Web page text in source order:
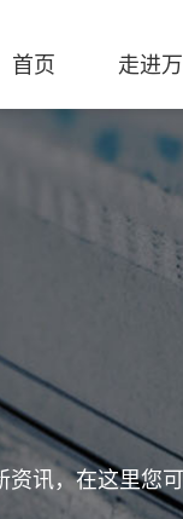
首页 走进
讯，在这里您